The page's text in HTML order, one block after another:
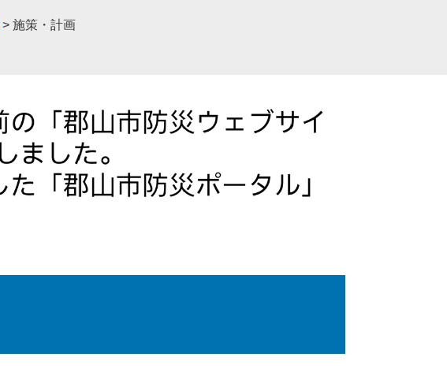
> 施策・計画